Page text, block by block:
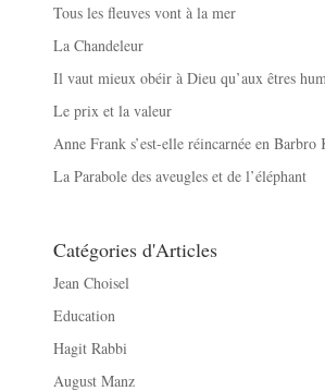
Tous les fleuves vont à la mer
La Chandeleur
Il vaut mieux obéir à Dieu qu’aux êtres
Le prix et la valeur
Anne Frank s’est-elle réincarnée en Barbro
La Parabole des aveugles et de l’éléphant
Catégories d'Articles
Jean Choisel
Education
Hagit Rabbi
August Manz